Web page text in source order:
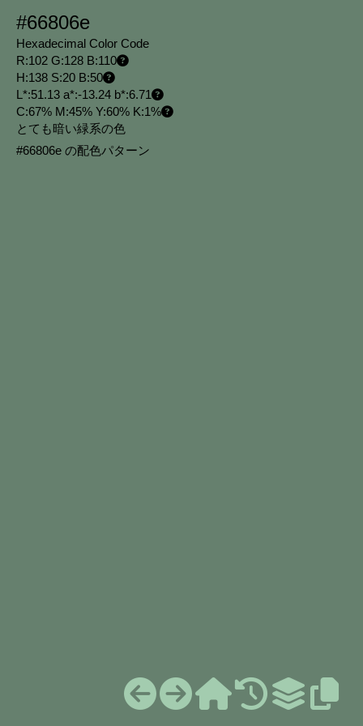
#66806e
Hexadecimal Color Code
R:102 G:128 B:110
H:138 S:20 B:50
L*:51.13 a*:-13.24 b*:6.71
C:67% M:45% Y:60% K:1%
とても暗い緑系の色
#66806e の配色パターン